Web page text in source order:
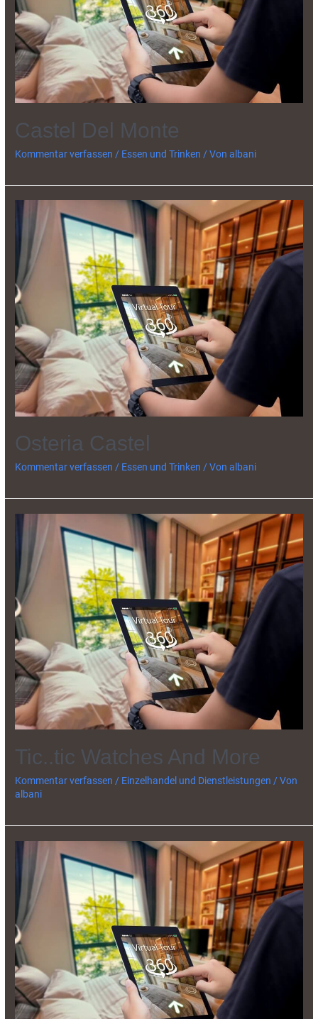
Castel Del Monte
Kommentar verfassen / Essen und Trinken / Vonalbani
Osteria Castel
Kommentar verfassen / Essen und Trinken / Vonalbani
Tic..tic Watches And More
Kommentar verfassen / Einzelhandel und Dienstleistungen / Von
albani